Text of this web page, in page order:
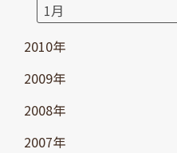
1月
2010年
2009年
2008年
2007年